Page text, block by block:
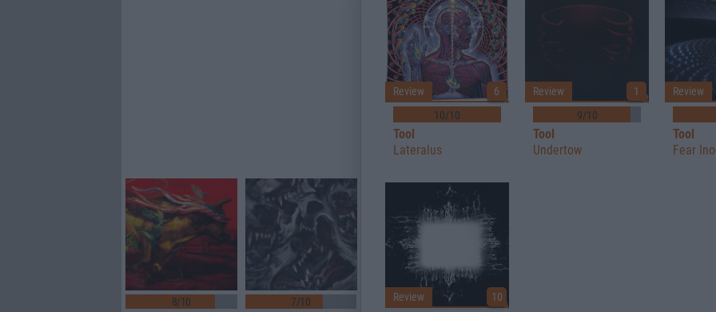
10/10
Review
Tool
6
Lateralus
9/10
Review
Tool
1
Undertow
Review
Tool
Fear
Review 10
8/10
7/10